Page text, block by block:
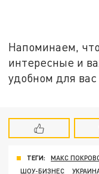
Напоминаем,
интересные и
удобном для
ТЕГИ: МАКС
ШОУ-БИЗНЕС